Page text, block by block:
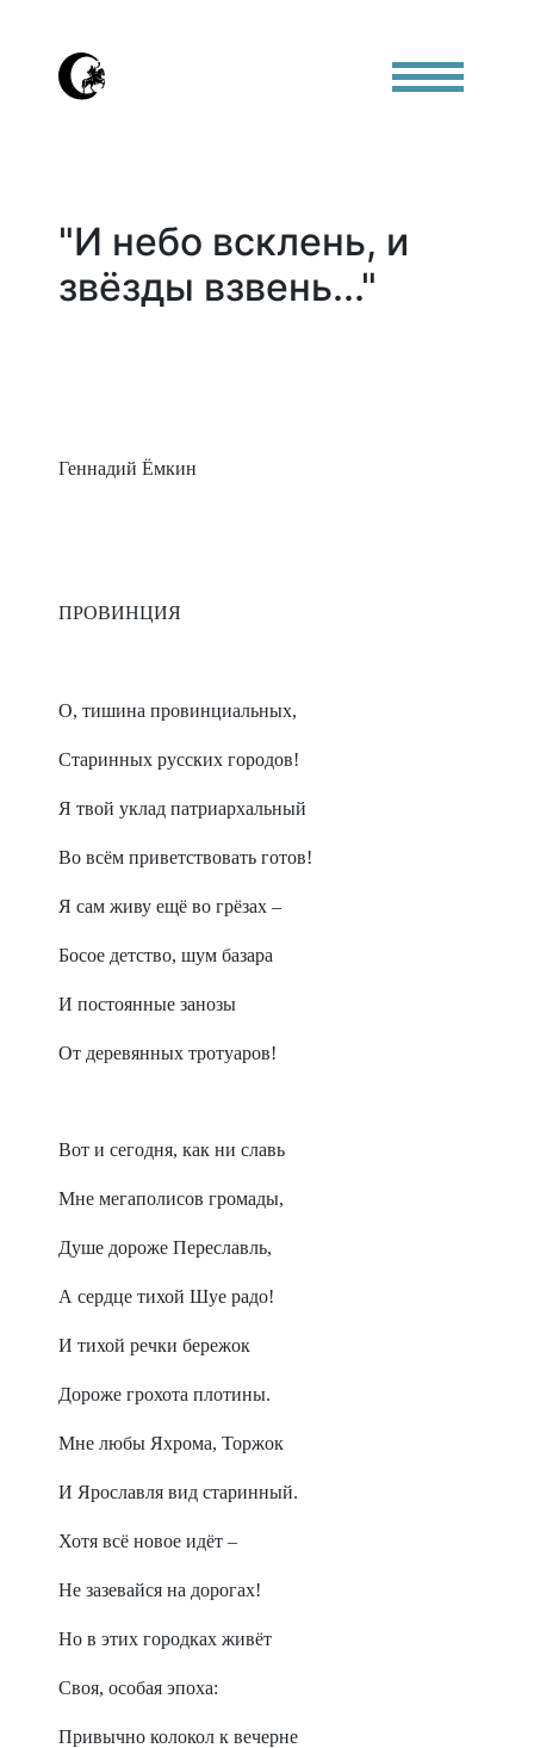
"И небо всклень, и
звёзды взвень..."
Геннадий Ёмкин
ПРОВИНЦИЯ
О, тишина провинциальных,
Старинных русских городов!
Я твой уклад патриархальный
Во всём приветствовать готов!
Я сам живу ещё во грёзах –
Босое детство, шум базара
И постоянные занозы
От деревянных тротуаров!
Вот и сегодня, как ни славь
Мне мегаполисов громады,
Душе дороже Переславль,
А сердце тихой Шуе радо!
И тихой речки бережок
Дороже грохота плотины.
Мне любы Яхрома, Торжок
И Ярославля вид старинный.
Хотя всё новое идёт –
Не зазевайся на дорогах!
Но в этих городках живёт
Своя, особая эпоха:
Привычно колокол к вечерне